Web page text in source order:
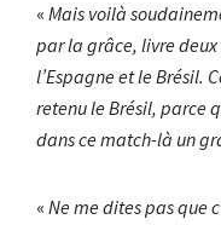
« Mais voilà
par la grâce, livre
l’Espagne et le Brésil.
retenu le Brésil, parce
dans ce match-là un
« Ne me dites pas que